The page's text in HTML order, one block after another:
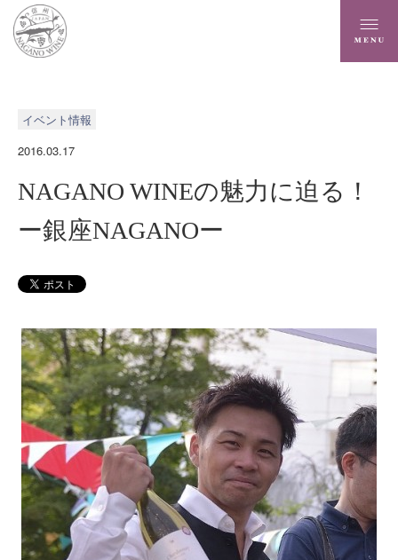
イベント情報
2016.03.17
NAGANO WINEの魅力に迫る！
ー銀座NAGANOー